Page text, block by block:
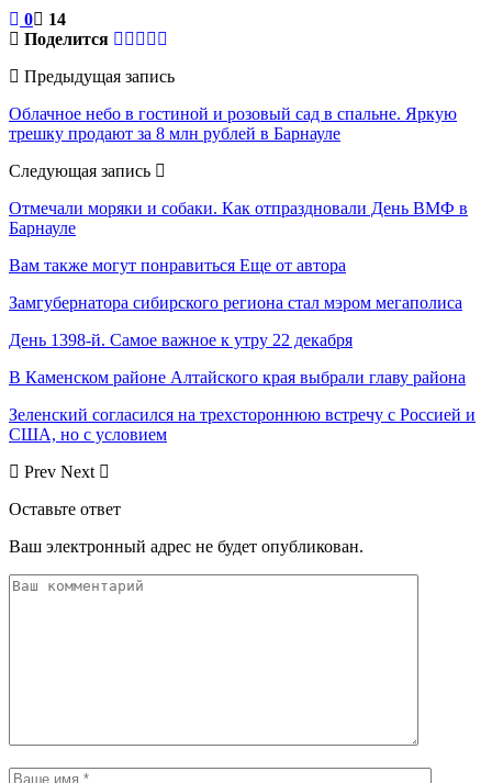
0
14
Поделится
Предыдущая запись
Облачное небо в гостиной и розовый сад в спальне. Яркую
трешку продают за 8 млн рублей в Барнауле
Следующая запись
Отмечали моряки и собаки. Как отпраздновали День ВМФ в
Барнауле
Вам также могут понравиться Еще от автора
Замгубернатора сибирского региона стал мэром мегаполиса
День 1398-й. Самое важное к утру 22 декабря
В Каменском районе Алтайского края выбрали главу района
Зеленский согласился на трехстороннюю встречу с Россией и
США, но с условием
Prev Next
Оставьте ответ
Ваш электронный адрес не будет опубликован.